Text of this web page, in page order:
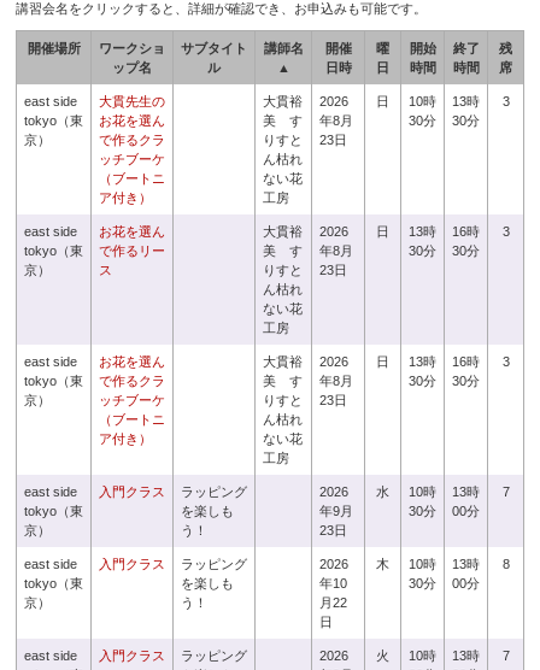
講習会名をクリックすると、詳細が確認でき、お申込みも可能です。
開催場所
ワークショ
ップ名
サブタイト
ル
講師名
▲
開催
日時
曜
日
開始
時間
終了
時間
残
席
east side
tokyo（東
京）
大貫先生の
お花を選ん
で作るクラ
ッチブーケ
（ブートニ
ア付き）
大貫裕
美 す
りすと
ん枯れ
ない花
工房
2026
年8月
23日
日
10時
30分
13時
30分
3
east side
tokyo（東
京）
お花を選ん
で作るリー
ス
大貫裕
美 す
りすと
ん枯れ
ない花
工房
2026
年8月
23日
日
13時
30分
16時
30分
3
east side
tokyo（東
京）
お花を選ん
で作るクラ
ッチブーケ
（ブートニ
ア付き）
大貫裕
美 す
りすと
ん枯れ
ない花
工房
2026
年8月
23日
日
13時
30分
16時
30分
3
east side
tokyo（東
京）
入門クラス
ラッピング
を楽しも
う！
2026
年9月
23日
水
10時
30分
13時
00分
7
east side
tokyo（東
京）
入門クラス
ラッピング
を楽しも
う！
2026
年10
月22
日
木
10時
30分
13時
00分
8
east side
入門クラス
ラッピング
2026
火
10時
13時
7